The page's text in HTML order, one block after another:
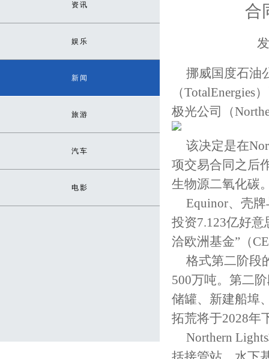
资讯
娱乐
新闻
旅游
汽车
电影
合
挪威国度石油
（
极光公司（
该决定是在
项交易合同之后
生物源二氧化碳
Equinor、壳
投资7.123亿好
洽欧洲基金”（
格式第二阶段
500万吨。第二
储罐、新建船埠
拓荒将于2028年
Northern